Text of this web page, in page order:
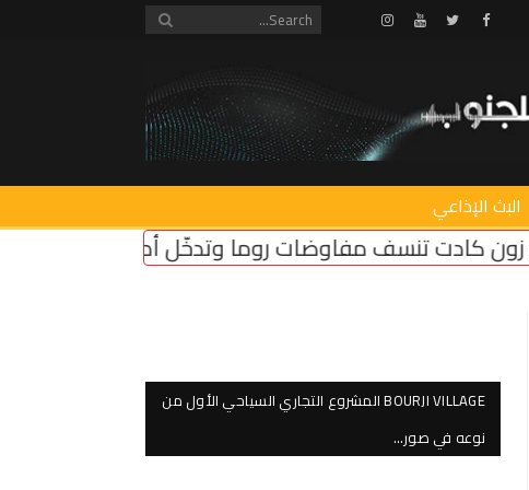
Facebook
Twitter
Youtube
Instagram
البث الإذاعي
وتدخّل أميركي أنقذ الجولة واشنطن تكبح
BOURJI VILLAGE المشروع التجاري السياحي الأول من
نوعه في صور…